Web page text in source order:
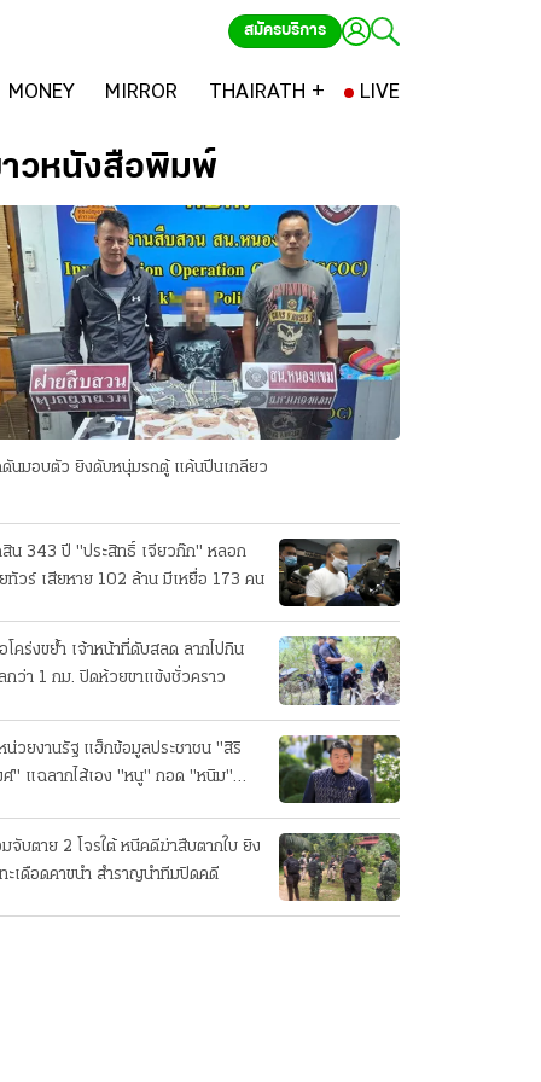
สมัครบริการ
MONEY MIRROR THAIRATH + LIVE
วหนังสือพิมพ์
นมอบตัว ยิงดับหนุ่มรถตู้ แค้นปีนเกลียว
น 343 ปี "ประสิทธิ์ เจียวก๊ก" หลอก
ทัวร์ เสียหาย 102 ล้าน มีเหยื่อ 173 คน
โคร่งขย้ำ เจ้าหน้าที่ดับสลด ลากไปกิน
กว่า 1 กม. ปิดห้วยขาแข้งชั่วคราว
น่วยงานรัฐ แฮ็กข้อมูลประชาชน "สิริ
" แฉลากไส้เอง "หนู" กอด "หนิม"
จับตาย 2 โจรใต้ หนีคดีฆ่าสืบตากใบ ยิง
ะเดือดคาขนำ สำราญนำทีมปิดคดี